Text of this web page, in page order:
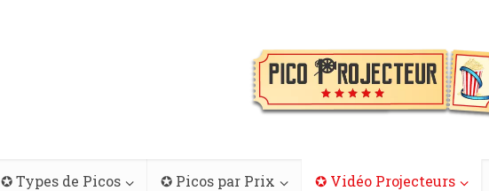
✪ Types de Picos ✪ Picos par Prix ✪ Vidéo Projecteurs